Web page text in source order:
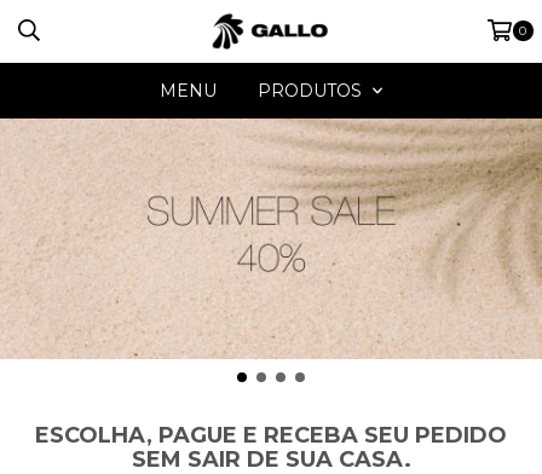
0
MENU PRODUTOS
ESCOLHA, PAGUE E RECEBA SEU PEDIDO
SEM SAIR DE SUA CASA.